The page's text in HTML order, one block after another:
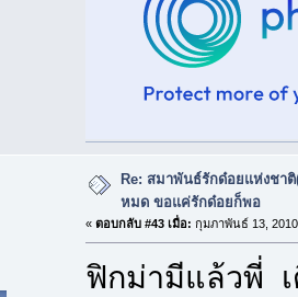
Re: สมาพันธ์รักด๋อยแห่งชา
หมด ขอแค่รักด๋อยก็พอ
« ตอบกลับ #43 เมื่อ: กุมภาพันธ์ 13,
ฟิกม่ามีแล้วพี่ เ